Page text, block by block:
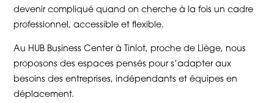
devenir compliqué quand on cherche à la fois un cadre
professionnel, accessible et flexible.
Au HUB Business Center à Tinlot, proche de Liège, nous
proposons des espaces pensés pour s’adapter aux
besoins des entreprises, indépendants et équipes en
déplacement.